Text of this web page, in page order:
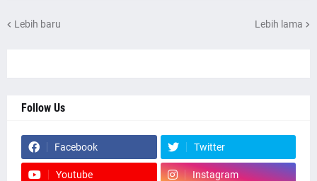
Lebih baru Lebih lama
Follow Us
Facebook Twitter
Youtube Instagram